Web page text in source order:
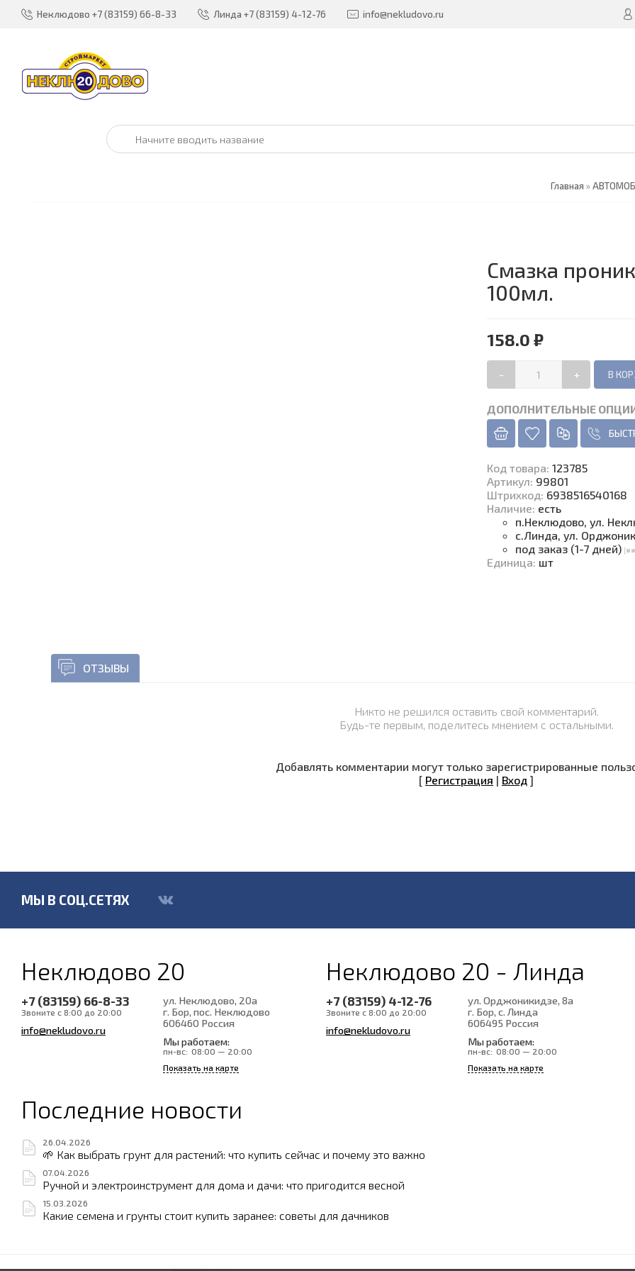
Неклюдово +7 (83159) 66-8-33 Линда +7 (83159) 4-12-76 info@nekludovo.ru
Главная »
Смазка
100мл.
158.0 ₽
- +
ДОПОЛНИТЕЛЬНЫЕ
Код товара: 123785
Артикул: 99801
Штрихкод: 6938516540168
Наличие: есть
п.Неклюдово, ул.
с.Линда, ул.
под заказ (1-7 дней)
Единица: шт
ОТЗЫВЫ
Никто не решился оставить свой комментарий.
Будь-те первым, поделитесь мнением с остальными.
Добавлять комментарии могут только зарегистрированные
[ Регистрация | Вход ]
МЫ В СОЦ.СЕТЯХ
Неклюдово 20
+7 (83159) 66-8-33
Звоните с 8:00 до 20:00
info@nekludovo.ru
ул. Неклюдово, 20а
г. Бор, пос. Неклюдово
606460 Россия
Мы работаем:
пн-вс: 08:00 — 20:00
Показать на карте
Неклюдово 20 - Линда
+7 (83159) 4-12-76
Звоните с 8:00 до 20:00
info@nekludovo.ru
ул. Орджоникидзе, 8а
г. Бор, с. Линда
606495 Россия
Мы работаем:
пн-вс: 08:00 — 20:00
Показать на карте
Последние новости
26.04.2026
🌱 Как выбрать грунт для растений: что купить сейчас и почему это важно
07.04.2026
Ручной и электроинструмент для дома и дачи: что пригодится весной
15.03.2026
Какие семена и грунты стоит купить заранее: советы для дачников